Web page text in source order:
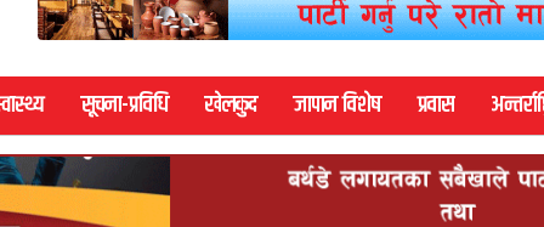
सूचना-प्रविधि खेलकुद जापान विशेष प्रवास